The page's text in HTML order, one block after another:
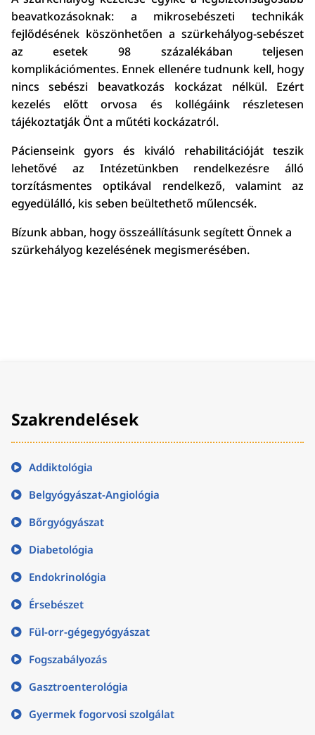
beavatkozásoknak: a mikrosebészeti technikák
fejlődésének köszönhetően a szürkehályog-sebészet
az esetek 98 százalékában teljesen
komplikációmentes. Ennek ellenére tudnunk kell, hogy
nincs sebészi beavatkozás kockázat nélkül. Ezért
kezelés előtt orvosa és kollégáink részletesen
tájékoztatják Önt a műtéti kockázatról.
Pácienseink gyors és kiváló rehabilitációját teszik
lehetővé az Intézetünkben rendelkezésre álló
torzításmentes optikával rendelkező, valamint az
egyedülálló, kis seben beültethető műlencsék.
Bízunk abban, hogy összeállításunk segített Önnek a
szürkehályog kezelésének megismerésében.
Szakrendelések
Addiktológia
Belgyógyászat-Angiológia
Bőrgyógyászat
Diabetológia
Endokrinológia
Érsebészet
Fül-orr-gégegyógyászat
Fogszabályozás
Gasztroenterológia
Gyermek fogorvosi szolgálat